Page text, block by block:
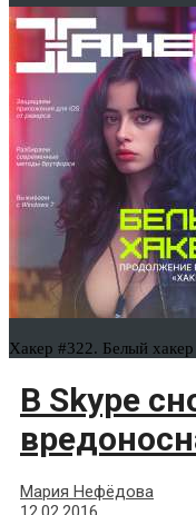
Хакер #322. Белый хакер
В Skype
Мария Нефёдова